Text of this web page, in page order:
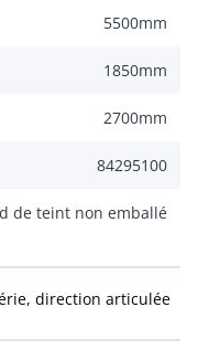
5500mm
1850mm
2700mm
84295100
de teint non emballé
direction articulée